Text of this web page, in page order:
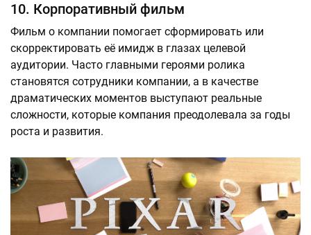
10. Корпоративный фильм
Фильм о компании помогает сформировать или
скорректировать её имидж в глазах целевой
аудитории. Часто главными героями ролика
становятся сотрудники компании, а в качестве
драматических моментов выступают реальные
сложности, которые компания преодолевала за годы
роста и развития.